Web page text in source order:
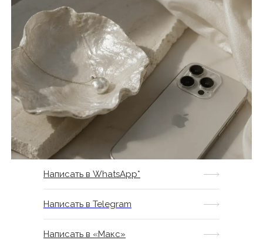
Написать в WhatsApp*
Написать в Telegram
Написать в «Макс»
ООО «КЕЙТ СТУДИО» / KATE STUDIO LLC
ИНН 2 540 283 780·ОГРН 1 242 500 006 231
© 2026 Кейт Студио. Все права защищены.
* WhatsApp — проект Meta Platforms Inc., деятельность
которой запрещена на территории РФ